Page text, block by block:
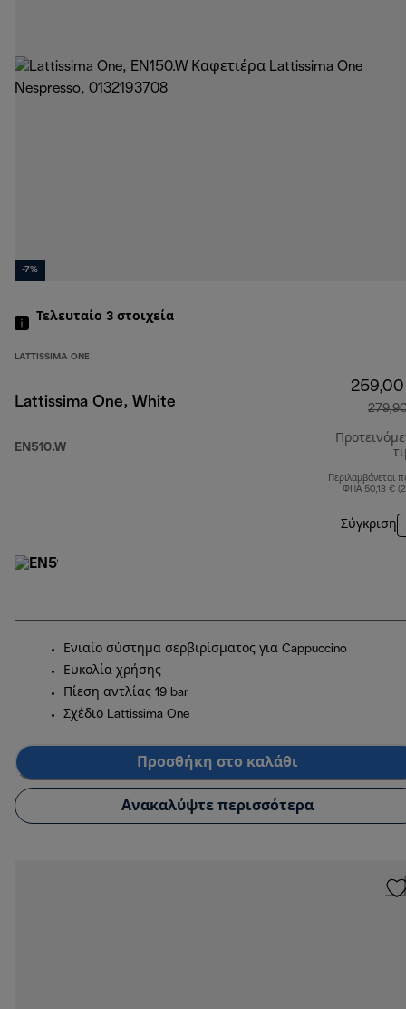
-7%
Τελευταίο 3 στοιχεία
LATTISSIMA ONE
Lattissima One, White
EN510.W
Περιλαμβάνεται
ΦΠΑ 50,13 €
Σύγκριση
Ενιαίο σύστημα σερβιρίσματος για Cappuccino
Ευκολία χρήσης
Πίεση αντλίας 19 bar
Σχέδιο Lattissima One
Προσθήκη στο καλάθι
Ανακαλύψτε περισσότερα